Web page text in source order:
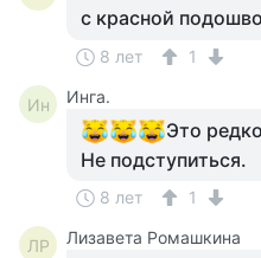
с красной
8 лет 1
Ин Инга.
Это
Не подступиться.
8 лет 1
ЛР Лизавета Ромашкина